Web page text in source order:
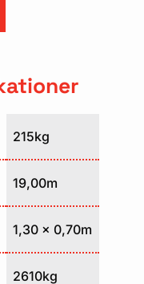
215kg
19,00m
1,30 x 0,70m
2610kg